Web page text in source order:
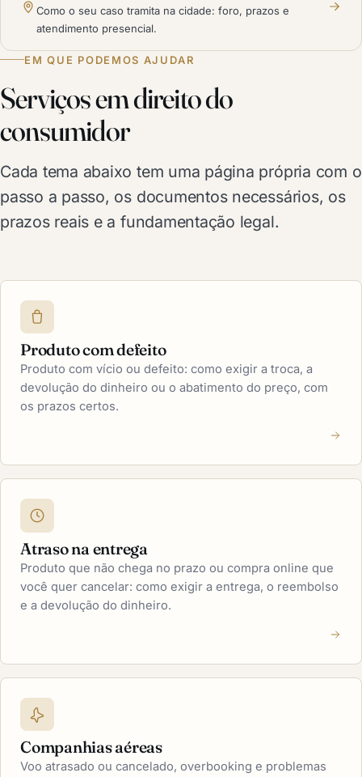
Como o seu caso tramita na cidade: foro, prazos e
atendimento presencial.
EM QUE PODEMOS AJUDAR
Serviços em direito do
consumidor
Cada tema abaixo tem uma página própria com o
passo a passo, os documentos necessários, os
prazos reais e a fundamentação legal.
Produto com defeito
Produto com vício ou defeito: como exigir a troca, a
devolução do dinheiro ou o abatimento do preço, com
os prazos certos.
Atraso na entrega
Produto que não chega no prazo ou compra online que
você quer cancelar: como exigir a entrega, o reembolso
e a devolução do dinheiro.
Companhias aéreas
Voo atrasado ou cancelado, overbooking e problemas